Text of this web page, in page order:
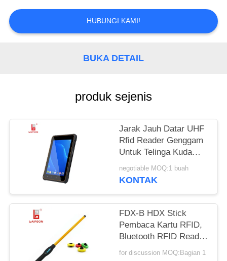
PENAWARANHUBUNGI KAMI!
BUKA DETAIL
produk sejenis
Jarak Jauh Datar UHF
Rfid Reader Genggam
Untuk Telinga Kuda
Sapi Sapi Unta Tags
negotiable MOQ:1 buah
KONTAK
FDX-B HDX Stick
Pembaca Kartu RFID,
Bluetooth RFID Reader
Untuk Tag Telinga
for discussion MOQ:Bagian 1